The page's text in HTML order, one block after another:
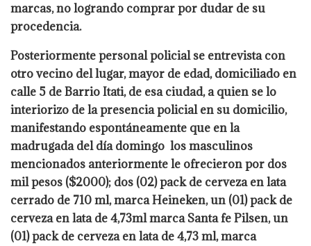
marcas, no logrando comprar por dudar de su
procedencia.
Posteriormente personal policial se entrevista con
otro vecino del lugar, mayor de edad, domiciliado en
calle 5 de Barrio Itati, de esa ciudad, a quien se lo
interiorizo de la presencia policial en su domicilio,
manifestando espontáneamente que en la
madrugada del día domingo los masculinos
mencionados anteriormente le ofrecieron por dos
mil pesos ($2000); dos (02) pack de cerveza en lata
cerrado de 710 ml, marca Heineken, un (01) pack de
cerveza en lata de 4,73ml marca Santa fe Pilsen, un
(01) pack de cerveza en lata de 4,73 ml, marca